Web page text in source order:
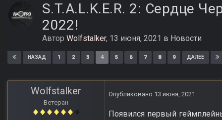
S.T.A.L.K.E.R. 2: Сердце
2022!
Автор Wolfstalker, 13 июня, 2021 в Новости
НАЗАД 1 2 3 4 5 6 7 8 9 ДАЛЕЕ
Wolfstalker
Ветеран
Опубликовано 13 июня, 2021
Появился первый